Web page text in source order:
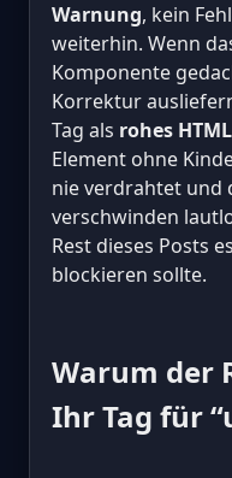
Warnung, kein
weiterhin. Wenn
Komponente
Korrektur
Tag als rohes HTML
Element ohne
nie verdrahtet und
verschwinden
Rest dieses Posts
blockieren sollte.
Warum der
Ihr Tag für